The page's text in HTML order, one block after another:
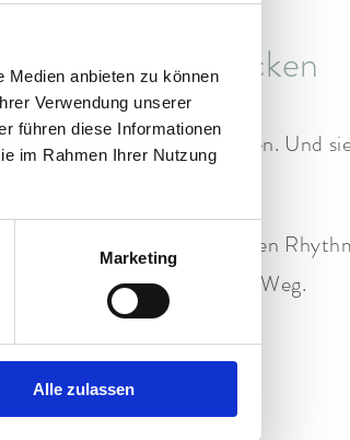
Medien anbieten zu können
Verwendung unserer
führen diese Informationen
im Rahmen Ihrer Nutzung
Marketing
Alle zulassen
entdecken
Sie fordern. Sie belohnen. Und
bietet Wanderwege für jeden
will, findet hier seinen Weg.
den Weg.
wecken